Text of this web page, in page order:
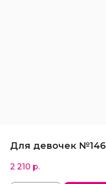
Для девочек №146
2 210 р.